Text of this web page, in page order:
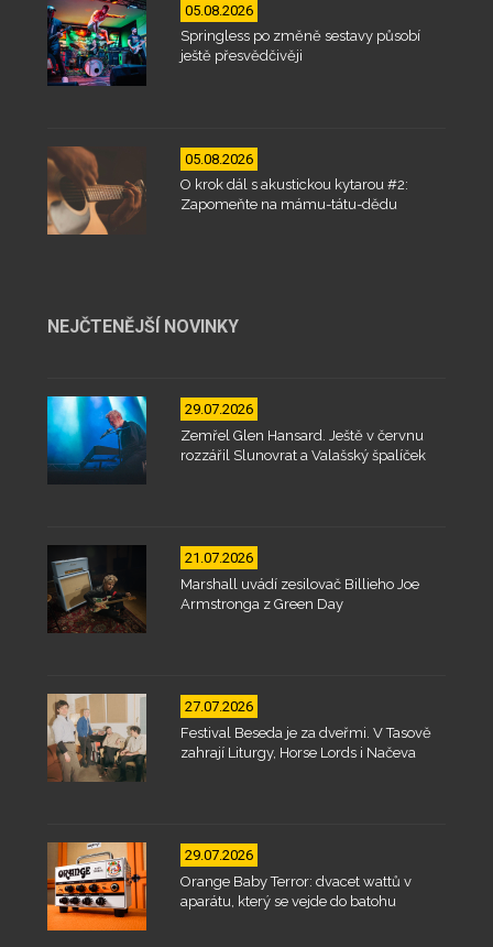
05.08.2026
Springless po změně sestavy působí
ještě přesvědčivěji
05.08.2026
O krok dál s akustickou kytarou #2:
Zapomeňte na mámu-tátu-dědu
NEJČTENĚJŠÍ NOVINKY
29.07.2026
Zemřel Glen Hansard. Ještě v červnu
rozzářil Slunovrat a Valašský špalíček
21.07.2026
Marshall uvádí zesilovač Billieho Joe
Armstronga z Green Day
27.07.2026
Festival Beseda je za dveřmi. V Tasově
zahrají Liturgy, Horse Lords i Načeva
29.07.2026
Orange Baby Terror: dvacet wattů v
aparátu, který se vejde do batohu